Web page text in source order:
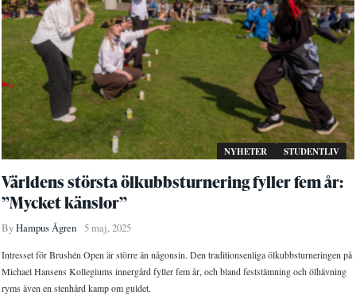
NYHETER STUDENTLIV
Världens största ölkubbsturnering fyller fem år:
”Mycket känslor”
ByHampus Ågren 5 maj, 2025
Intresset för Brushén Open är större än någonsin. Den traditionsenliga ölkubbsturneringen på
Michael Hansens Kollegiums innergård fyller fem år, och bland feststämning och ölhävning
ryms även en stenhård kamp om guldet.